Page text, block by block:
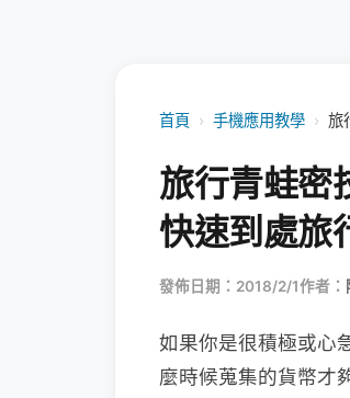
首頁 › 手機應用教學 › 旅
旅行青蛙密
快速到處旅
發佈日期：2018/2/1作者：
如果你是很積極或心
麼時候蒐集的貨幣才